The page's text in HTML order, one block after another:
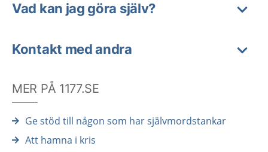
Vad kan jag göra själv?
Kontakt med andra
MER PÅ 1177.SE
Ge stöd till någon som har självmordstankar
Att hamna i kris